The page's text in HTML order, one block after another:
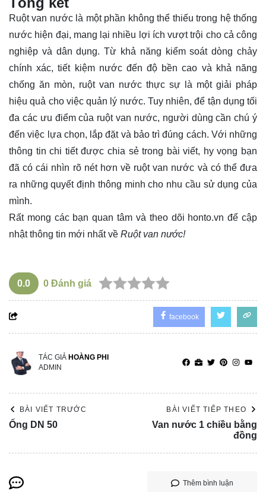
Ruột van nước là một phần không thể thiếu trong hệ thống
nước hiện đại, mang lại nhiều lợi ích vượt trội cho cả công
nghiệp và dân dụng. Từ khả năng kiểm soát dòng chảy
chính xác, tiết kiệm nước đến độ bền cao và khả năng
chống ăn mòn, ruột van nước thực sự là một giải pháp
hiệu quả cho việc quản lý nước. Tuy nhiên, để tận dụng tối
đa các ưu điểm của ruột van nước, người dùng cần chú ý
đến việc lựa chọn, lắp đặt và bảo trì đúng cách. Với những
thông tin chi tiết được chia sẻ trong bài viết, hy vọng bạn
đã có cái nhìn rõ nét hơn về ruột van nước và có thể đưa
ra những quyết định thông minh cho nhu cầu sử dụng của
mình.
Rất mong các bạn quan tâm và theo dõi honto.vn để cập
nhật thông tin mới nhất về Ruột van nước!
0.0 0 Đánh giá
facebook
TÁC GIẢ HOÀNG PHI
ADMIN
BÀI VIẾT TRƯỚC
Ống DN 50
BÀI VIẾT TIẾP THEO
Van nước 1 chiều bằng
đồng
Thêm bình luận